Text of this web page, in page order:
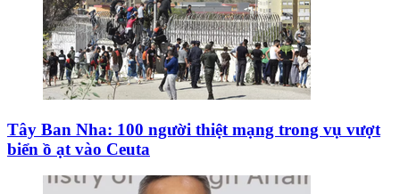
Tây Ban Nha: 100 người thiệt mạng trong vụ vượt
biển ồ ạt vào Ceuta